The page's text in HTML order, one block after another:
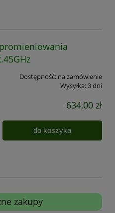
Dostępność: na zamówienie
Wysyłka:3 dni
634,00 zł
do koszyka
zakupy